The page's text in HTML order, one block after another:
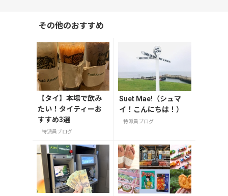
その他のおすすめ
【タイ】本場で飲み
たい！タイティーお
すすめ3選
特派員ブログ
Suet Mae!（シュマ
イ！こんにちは！）
特派員ブログ